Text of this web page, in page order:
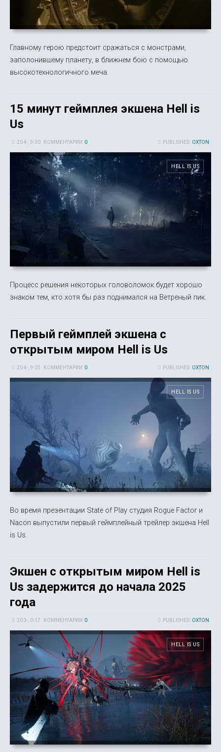
Главному герою предстоит сражаться с монстрами,
заполонившему планету, в ближнем бою с помощью
высокотехнологичного меча.
15 минут геймплея экшена Hell is
Us
PUBLISHED: OXTON
20 4-, 9-30 КОММЕНТАРИИ: 0
HELL IS US
Процесс решения некоторых головоломок будет хорошо
знаком тем, кто хотя бы раз поднимался на Ветреный пик.
Первый геймплей экшена с
открытым миром Hell is Us
PUBLISHED: OXTON
20 4-, 9-25 КОММЕНТАРИИ: 0
HELL IS US
Во время презентации State of Play студия Rogue Factor и
Nacon выпустили первый геймплейный трейлер экшена Hell
is Us.
Экшен с открытым миром Hell is
Us задержится до начала 2025
года
PUBLISHED: OXTON
20 3-, 0-17 КОММЕНТАРИИ: 0
HELL IS US